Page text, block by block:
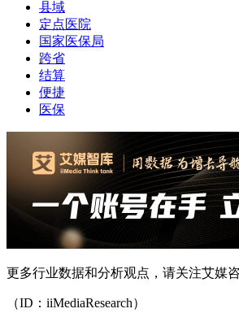
县域
定点医院
国家医保局
跨省
结算
便捷
医保
更多行业数据和分析观点，请关注艾媒
（ID：iiMediaResearch）